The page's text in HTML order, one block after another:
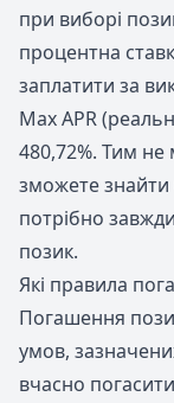
при виборі
процентна
заплатити за
Max APR
480,72%. Тим
зможете знайти
потрібно
позик.
Які правила
Погашення
умов,
вчасно